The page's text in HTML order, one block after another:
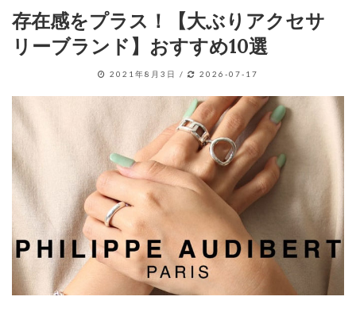
存在感をプラス！【大ぶりアクセサ
リーブランド】おすすめ10選
2021年8月3日 / 2026-07-17